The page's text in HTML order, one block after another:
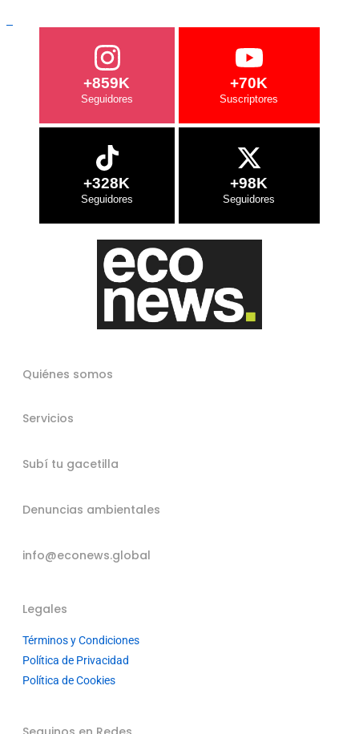
+859K +70K
+328K +98K
Quiénes somos
Servicios
Subí tu gacetilla
Denuncias ambientales
info@econews.global
Legales
Términos y Condiciones
Política de Privacidad
Política de Cookies